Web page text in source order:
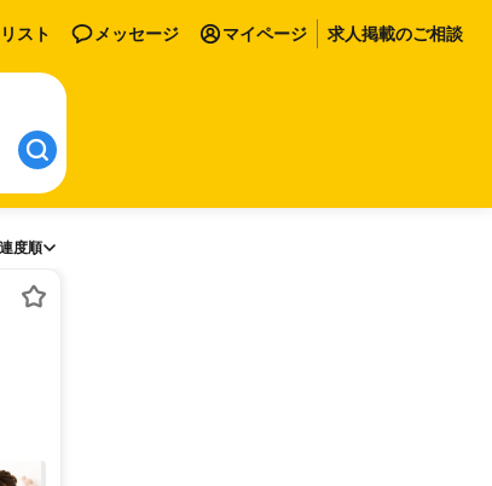
スト メッセージ マイページ 求人掲載のご相談
度順